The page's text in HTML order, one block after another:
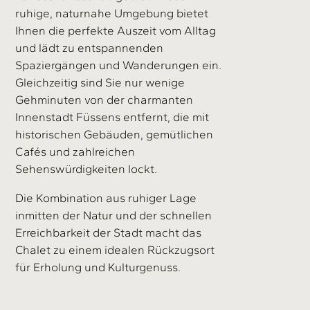
ruhige, naturnahe Umgebung bietet
Ihnen die perfekte Auszeit vom Alltag
und lädt zu entspannenden
Spaziergängen und Wanderungen ein.
Gleichzeitig sind Sie nur wenige
Gehminuten von der charmanten
Innenstadt Füssens entfernt, die mit
historischen Gebäuden, gemütlichen
Cafés und zahlreichen
Sehenswürdigkeiten lockt.
Die Kombination aus ruhiger Lage
inmitten der Natur und der schnellen
Erreichbarkeit der Stadt macht das
Chalet zu einem idealen Rückzugsort
für Erholung und Kulturgenuss.